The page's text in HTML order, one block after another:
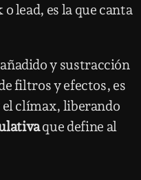
lead, es la que canta
y sustracción
filtros y efectos, es
clímax, liberando
que define al